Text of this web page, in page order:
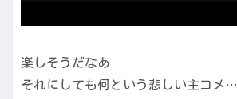
楽しそうだなあ
それにしても何という悲しい主コメ…